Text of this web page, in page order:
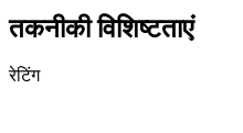
तकनीकी विशिष्टताएं
रेटिंग